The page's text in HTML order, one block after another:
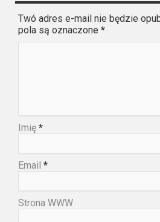
Twó adres e-mail nie będzie
pola są oznaczone *
Imię *
Email *
Strona WWW